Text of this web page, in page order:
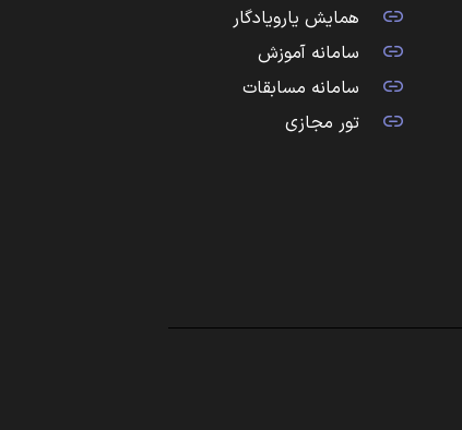
همایش یارویادگار
سامانه آموزش
سامانه مسابقات
تور مجازی